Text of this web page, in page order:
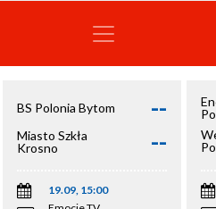
BS Polonia Bytom --
Miasto Szkła
Krosno
--
19.09, 15:00